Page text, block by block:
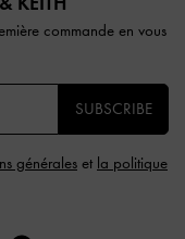
commande en vous
SUBSCRIBE
générales et la politique